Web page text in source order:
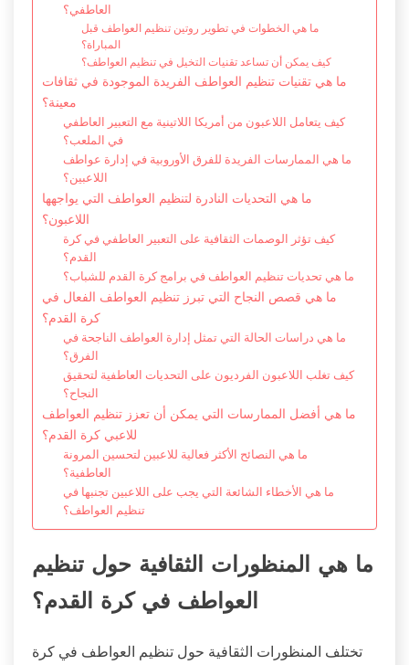
العاطفي؟
ما هي الخطوات في تطوير روتين تنظيم العواطف قبل
المباراة؟
كيف يمكن أن تساعد تقنيات التخيل في تنظيم العواطف؟
ما هي تقنيات تنظيم العواطف الفريدة الموجودة في ثقافات
معينة؟
كيف يتعامل اللاعبون من أمريكا اللاتينية مع التعبير العاطفي
في الملعب؟
ما هي الممارسات الفريدة للفرق الأوروبية في إدارة عواطف
اللاعبين؟
ما هي التحديات النادرة لتنظيم العواطف التي يواجهها
اللاعبون؟
كيف تؤثر الوصمات الثقافية على التعبير العاطفي في كرة
القدم؟
ما هي تحديات تنظيم العواطف في برامج كرة القدم للشباب؟
ما هي قصص النجاح التي تبرز تنظيم العواطف الفعال في
كرة القدم؟
ما هي دراسات الحالة التي تمثل إدارة العواطف الناجحة في
الفرق؟
كيف تغلب اللاعبون الفرديون على التحديات العاطفية لتحقيق
النجاح؟
ما هي أفضل الممارسات التي يمكن أن تعزز تنظيم العواطف
للاعبي كرة القدم؟
ما هي النصائح الأكثر فعالية للاعبين لتحسين المرونة
العاطفية؟
ما هي الأخطاء الشائعة التي يجب على اللاعبين تجنبها في
تنظيم العواطف؟
ما هي المنظورات الثقافية حول تنظيم
العواطف في كرة القدم؟
تختلف المنظورات الثقافية حول تنظيم العواطف في كرة